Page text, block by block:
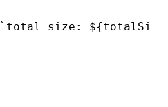
`total size: ${totalSize